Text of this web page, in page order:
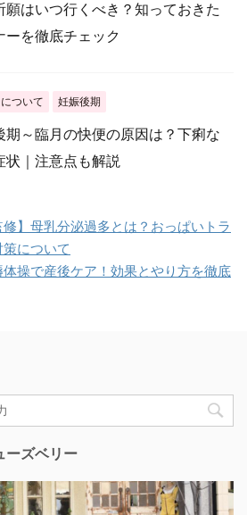
願はいつ行くべき？知っておきた
ーを徹底チェック
ついて 妊娠後期
期～臨月の快便の原因は？下痢な
状｜注意点も解説
修】母乳分泌過多とは？おっぱいトラ
について
体操で産後ケア！効果とやり方を徹底
ーズベリー